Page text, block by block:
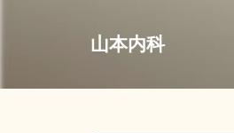
山本内科